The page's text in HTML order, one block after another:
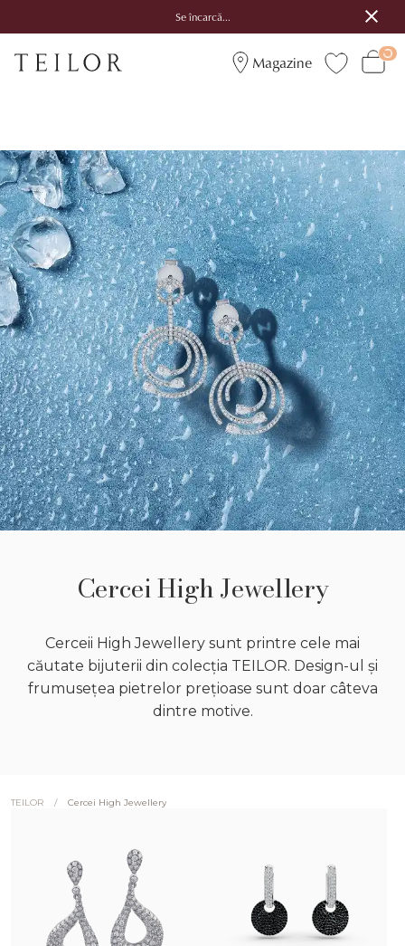
Se încarcă...
Magazine
Cercei High Jewellery
Cerceii High Jewellery sunt printre cele mai
căutate bijuterii din colecția TEILOR. Design-ul și
frumusețea pietrelor prețioase sunt doar câteva
dintre motive.
TEILOR / Cercei High Jewellery